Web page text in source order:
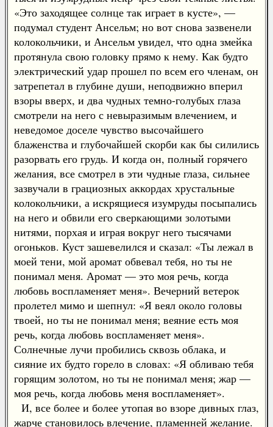
«Это заходящее солнце так играет в кусте», —
подумал студент Ансельм; но вот снова зазвенели
колокольчики, и Ансельм увидел, что одна змейка
протянула свою головку прямо к нему. Как будто
электрический удар прошел по всем его членам, он
затрепетал в глубине души, неподвижно вперил
взоры вверх, и два чудных темно-голубых глаза
смотрели на него с невыразимым влечением, и
неведомое доселе чувство высочайшего
блаженства и глубочайшей скорби как бы силились
разорвать его грудь. И когда он, полный горячего
желания, все смотрел в эти чудные глаза, сильнее
зазвучали в грациозных аккордах хрустальные
колокольчики, а искрящиеся изумруды посыпались
на него и обвили его сверкающими золотыми
нитями, порхая и играя вокруг него тысячами
огоньков. Куст зашевелился и сказал: «Ты лежал в
моей тени, мой аромат обвевал тебя, но ты не
понимал меня. Аромат — это моя речь, когда
любовь воспламеняет меня». Вечерний ветерок
пролетел мимо и шепнул: «Я веял около головы
твоей, но ты не понимал меня; веяние есть моя
речь, когда любовь воспламеняет меня».
Солнечные лучи пробились сквозь облака, и
сияние их будто горело в словах: «Я обливаю тебя
горящим золотом, но ты не понимал меня; жар —
моя речь, когда любовь меня воспламеняет».
И, все более и более утопая во взоре дивных глаз,
жарче становилось влечение, пламенней желание.